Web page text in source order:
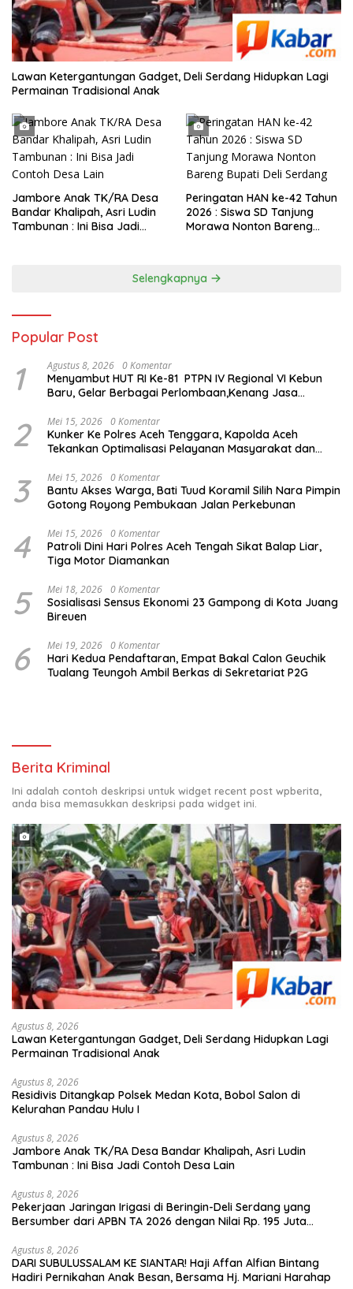
Lawan Ketergantungan Gadget, Deli Serdang Hidupkan Lagi
Permainan Tradisional Anak
Jambore Anak TK/RA Desa
Bandar Khalipah, Asri Ludin
Tambunan : Ini Bisa Jadi
Peringatan HAN ke-42 Tahun
2026 : Siswa SD Tanjung
Morawa Nonton Bareng
Selengkapnya
Popular Post
1 Agustus 8, 2026 0 Komentar
Menyambut HUT RI Ke-81 PTPN IV Regional VI Kebun
Baru, Gelar Berbagai Perlombaan,Kenang Jasa
2 Mei 15, 2026 0 Komentar
Kunker Ke Polres Aceh Tenggara, Kapolda Aceh
Tekankan Optimalisasi Pelayanan Masyarakat dan
3 Mei 15, 2026 0 Komentar
Bantu Akses Warga, Bati Tuud Koramil Silih Nara Pimpin
Gotong Royong Pembukaan Jalan Perkebunan
4 Mei 15, 2026 0 Komentar
Patroli Dini Hari Polres Aceh Tengah Sikat Balap Liar,
Tiga Motor Diamankan
5 Mei 18, 2026 0 Komentar
Sosialisasi Sensus Ekonomi 23 Gampong di Kota Juang
Bireuen
6 Mei 19, 2026 0 Komentar
Hari Kedua Pendaftaran, Empat Bakal Calon Geuchik
Tualang Teungoh Ambil Berkas di Sekretariat P2G
Berita Kriminal
Ini adalah contoh deskripsi untuk widget recent post wpberita,
anda bisa memasukkan deskripsi pada widget ini.
Agustus 8, 2026
Lawan Ketergantungan Gadget, Deli Serdang Hidupkan Lagi
Permainan Tradisional Anak
Agustus 8, 2026
Residivis Ditangkap Polsek Medan Kota, Bobol Salon di
Kelurahan Pandau Hulu I
Agustus 8, 2026
Jambore Anak TK/RA Desa Bandar Khalipah, Asri Ludin
Tambunan : Ini Bisa Jadi Contoh Desa Lain
Agustus 8, 2026
Pekerjaan Jaringan Irigasi di Beringin-Deli Serdang yang
Bersumber dari APBN TA 2026 dengan Nilai Rp. 195 Juta
Agustus 8, 2026
DARI SUBULUSSALAM KE SIANTAR! Haji Affan Alfian Bintang
Hadiri Pernikahan Anak Besan, Bersama Hj. Mariani Harahap